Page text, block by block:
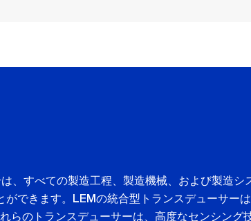
、すべての製造工程、製造機械、および製造
ができます。LEMの統合型トランスデューサー
らのトランスデューサーは、高度なセンシン